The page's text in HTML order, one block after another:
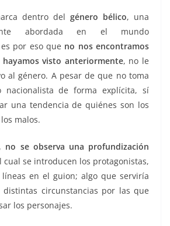
dentro del género bélico, una
abordada en el mundo
por eso que no nos encontramos
visto anteriormente, no le
al género. A pesar de que no toma
nacionalista de forma explícita, sí
una tendencia de quiénes son los
malos.
no se observa una profundización
cual se introducen los protagonistas,
en el guion; algo que serviría
circunstancias por las que
los personajes.